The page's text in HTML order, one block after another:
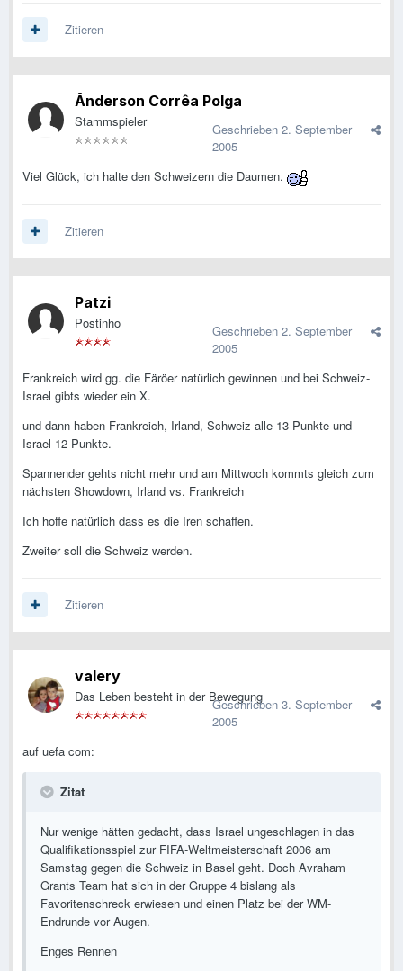
Zitieren
Ânderson Corrêa Polga
Stammspieler Geschrieben 2. September
2005
Viel Glück, ich halte den Schweizern die Daumen.
Zitieren
Patzi
Postinho Geschrieben 2. September
2005
Frankreich wird gg. die Färöer natürlich gewinnen und bei Schweiz-
Israel gibts wieder ein X.
und dann haben Frankreich, Irland, Schweiz alle 13 Punkte und
Israel 12 Punkte.
Spannender gehts nicht mehr und am Mittwoch kommts gleich zum
nächsten Showdown, Irland vs. Frankreich
Ich hoffe natürlich dass es die Iren schaffen.
Zweiter soll die Schweiz werden.
Zitieren
valery
Das Leben besteht in der Bewegung
Geschrieben 3. September
2005
auf uefa com:
Zitat
Nur wenige hätten gedacht, dass Israel ungeschlagen in das
Qualifikationsspiel zur FIFA-Weltmeisterschaft 2006 am
Samstag gegen die Schweiz in Basel geht. Doch Avraham
Grants Team hat sich in der Gruppe 4 bislang als
Favoritenschreck erwiesen und einen Platz bei der WM-
Endrunde vor Augen.
Enges Rennen